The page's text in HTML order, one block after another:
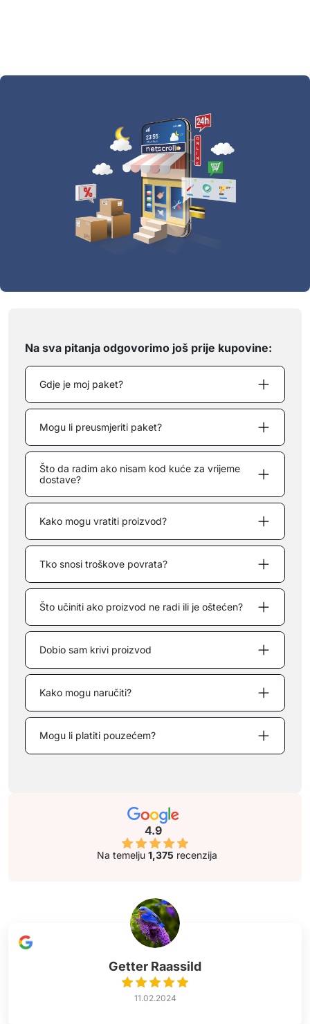
Na sva pitanja odgovorimo još prije kupovine:
Gdje je moj paket?
Mogu li preusmjeriti paket?
Što da radim ako nisam kod kuće za vrijeme
dostave?
Kako mogu vratiti proizvod?
Tko snosi troškove povrata?
Što učiniti ako proizvod ne radi ili je oštećen?
Dobio sam krivi proizvod
Kako mogu naručiti?
Mogu li platiti pouzećem?
4.9
Na temelju 1,375 recenzija
Getter Raassild
11.02.2024